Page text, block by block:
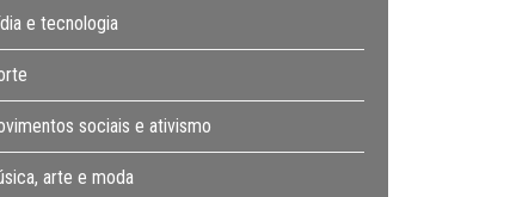
e tecnologia
sociais e ativismo
arte e moda